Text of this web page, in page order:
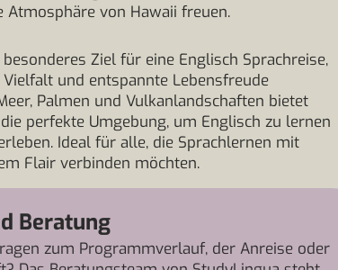
von Hawaii freuen.
Ziel für eine Englisch Sprachreise,
und entspannte Lebensfreude
Palmen und Vulkanlandschaften bietet
perfekte Umgebung, um Englisch zu lernen
Ideal für alle, die Sprachlernen mit
Flair verbinden möchten.
Beratung
zum Programmverlauf, der Anreise oder